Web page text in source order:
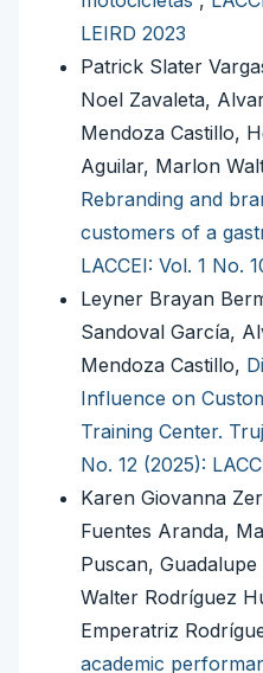
LEIRD 2023
Patrick Slater
Noel Zavaleta,
Mendoza Castillo,
Aguilar, Marlon
Rebranding and
customers of a
LACCEI: Vol. 1 No.
Leyner Brayan
Sandoval García,
Mendoza Castillo,
Influence on
Training Center.
No. 12 (2025):
Karen Giovanna
Fuentes Aranda,
Puscan,
Walter Rodríguez
Emperatriz
academic